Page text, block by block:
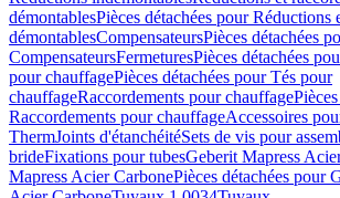
démontablesPièces détachées pour Réductions
démontablesCompensateursPièces détachées
CompensateursFermeturesPièces détachées
pour chauffagePièces détachées pour Tés pour
chauffageRaccordements pour chauffage
Raccordements pour chauffageAccessoires
ThermJoints d'étanchéitéSets de vis pour
brideFixations pour tubesGeberit Mapress
Mapress Acier CarbonePièces détachées pour